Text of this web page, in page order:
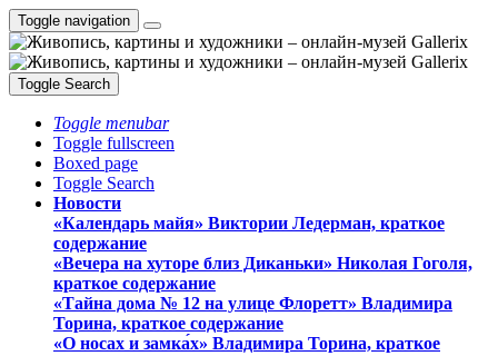
Toggle navigation
Toggle Search
Toggle menubar
Toggle fullscreen
Boxed page
Toggle Search
Новости
«Календарь майя» Виктории Ледерман, краткое
содержание
«Вечера на хуторе близ Диканьки» Николая Гоголя,
краткое содержание
«Тайна дома № 12 на улице Флоретт» Владимира
Торина, краткое содержание
«О носах и замка́х» Владимира Торина, краткое